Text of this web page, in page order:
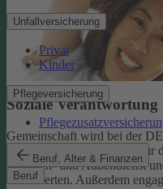
Unfallversicherung
Privat
Kinder
Pflegeversicherung
Beruf, Alter & Finanzen
Beruf
Soziale Verantwortung
Gemeinschaft wird bei der
Deshalb tragen wir Sorge für
im Innen- und Außendienst
Versicherten. Außerdem